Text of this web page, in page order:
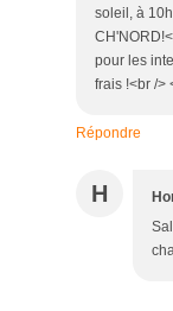
soleil, à
pour les
frais !<br />
Répondre
H